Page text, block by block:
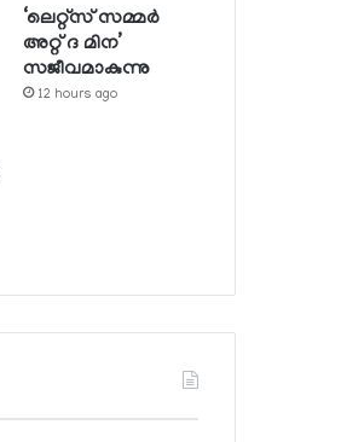
‘ലെറ്റ്‌സ് സമ്മര്‍
അറ്റ് ദ മിന’
സജീവമാകുന്നു
12 hours ago